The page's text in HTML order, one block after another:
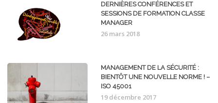
DERNIÈRES CONFÉRENCES ET
SESSIONS DE FORMATION CLASSE
MANAGER
26 mars 2018
MANAGEMENT DE LA SÉCURITÉ :
BIENTÔT UNE NOUVELLE NORME ! –
ISO 45001
19 décembre 2017